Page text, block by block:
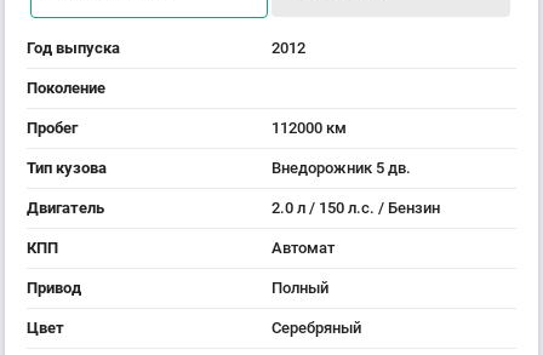
Год выпуска 2012
Поколение
Пробег 112000 км
Тип кузова Внедорожник 5 дв.
Двигатель 2.0 л / 150 л.с. / Бензин
КПП Автомат
Привод Полный
Цвет Серебряный